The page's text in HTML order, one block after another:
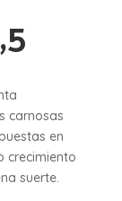
carnosas
en
crecimiento
suerte.